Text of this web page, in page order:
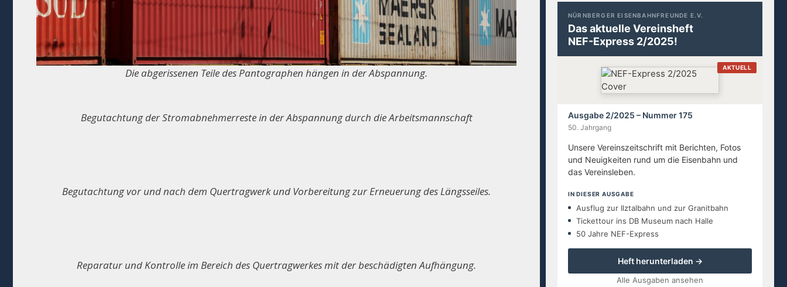
Die abgerissenen Teile des Pantographen hängen in der Abspannung.
Begutachtung der Stromabnehmerreste in der Abspannung durch die Arbeitsmannschaft
Begutachtung vor und nach dem Quertragwerk und Vorbereitung zur Erneuerung des Längsseiles.
Reparatur und Kontrolle im Bereich des Quertragwerkes mit der beschädigten Aufhängung.
NÜRNBERGER EISENBAHNFREUNDE E.V.
Das aktuelle Vereinsheft
NEF-Express 2/2025!
AKTUELL
Ausgabe 2/2025 – Nummer 175
50. Jahrgang
Unsere Vereinszeitschrift mit Berichten, Fotos
und Neuigkeiten rund um die Eisenbahn und
das Vereinsleben.
IN DIESER AUSGABE
Ausflug zur Ilztalbahn und zur Granitbahn
Tickettour ins DB Museum nach Halle
50 Jahre NEF-Express
Heft herunterladen →
Alle Ausgaben ansehen